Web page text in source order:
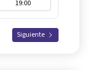
19:00
Siguiente